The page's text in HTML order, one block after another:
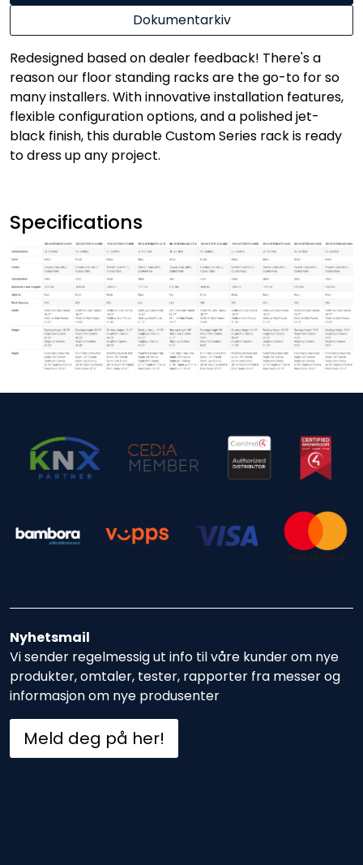
Dokumentarkiv
Redesigned based on dealer feedback! There's a
reason our floor standing racks are the go-to for so
many installers. With innovative installation features,
flexible configuration options, and a polished jet-
black finish, this durable Custom Series rack is ready
to dress up any project.
Specifications
Nyhetsmail
Vi sender regelmessig ut info til våre kunder om nye
produkter, omtaler, tester, rapporter fra messer og
informasjon om nye produsenter
Meld deg på her!